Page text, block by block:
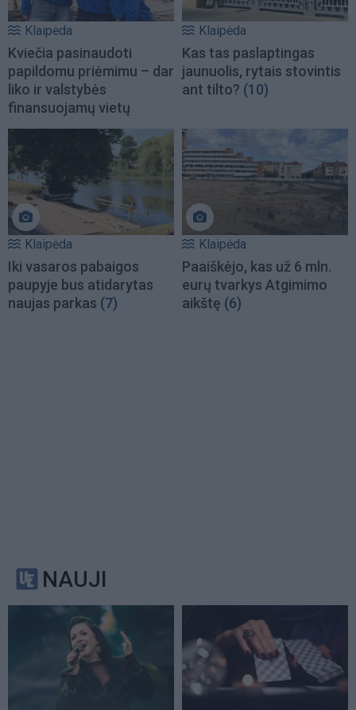
Klaipėda
Kviečia pasinaudoti
papildomu priėmimu – dar
liko ir valstybės
finansuojamų vietų
Klaipėda
Kas tas paslaptingas
jaunuolis, rytais stovintis
ant tilto? (10)
Klaipėda
Iki vasaros pabaigos
paupyje bus atidarytas
naujas parkas (7)
Klaipėda
Paaiškėjo, kas už 6 mln.
eurų tvarkys Atgimimo
aikštę (6)
NAUJI